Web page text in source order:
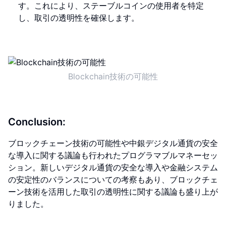
す。これにより、ステーブルコインの使用者を特定
し、取引の透明性を確保します。
Blockchain技術の可能性
Conclusion:
ブロックチェーン技術の可能性や中銀デジタル通貨の安全
な導入に関する議論も行われたプログラマブルマネーセッ
ション。新しいデジタル通貨の安全な導入や金融システム
の安定性のバランスについての考察もあり、ブロックチェ
ーン技術を活用した取引の透明性に関する議論も盛り上が
りました。